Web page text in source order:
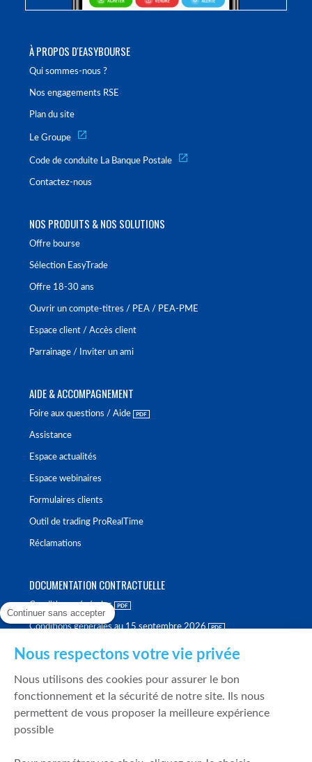
À PROPOS D'EASYBOURSE
Qui sommes-nous ?
Nos engagements RSE
Plan du site
Le Groupe
Code de conduite La Banque Postale
Contactez-nous
NOS PRODUITS & NOS SOLUTIONS
Offre bourse
Sélection EasyTrade
Offre 18-30 ans
Ouvrir un compte-titres / PEA / PEA-PME
Espace client / Accès client
Parrainage / Inviter un ami
AIDE & ACCOMPAGNEMENT
Foire aux questions / Aide
Assistance
Espace actualités
Espace webinaires
Formulaires clients
Outil de trading ProRealTime
Réclamations
DOCUMENTATION CONTRACTUELLE
Conditions générales
Conditions générales au 15 septembre 2026
Politique de meilleure sélection
Politique de durabilité
Fonds de garantie des dépôts et de résolution
Continuer sans accepter
Nous respectons votre vie privée
Nous utilisons des cookies pour assurer le bon
fonctionnement et la sécurité de notre site. Ils nous
permettent de vous proposer la meilleure expérience
possible